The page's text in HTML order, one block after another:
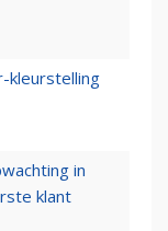
kleurstelling
in
klant